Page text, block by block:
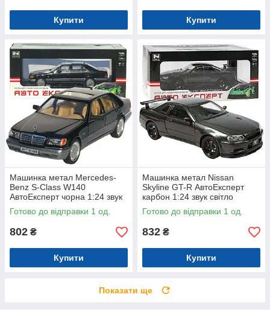
Купити Купити
Машинка метал Mercedes-
Benz S-Class W140
АвтоЕксперт чорна 1:24 звук
світло 21*8*6,5 см (G9765-42)
Готово до відправки 1 од.
802 ₴
Купити
Машинка метал Nissan
Skyline GT-R АвтоЕксперт
карбон 1:24 звук світло
інерція 21*8*6,5 см (G8317-
48)
Готово до відправки 1 од.
832 ₴
Купити
Показати ще